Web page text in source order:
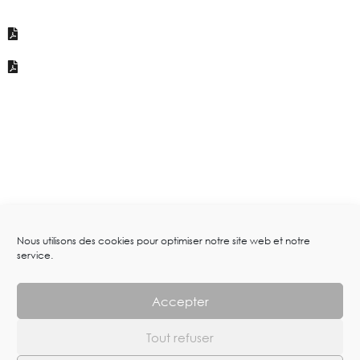
Nous utilisons des cookies pour optimiser notre site web et notre
service.
Accepter
Tout refuser
Arts-works.com – Dimitri Fagbohoun © 2023. All Rights Reserved